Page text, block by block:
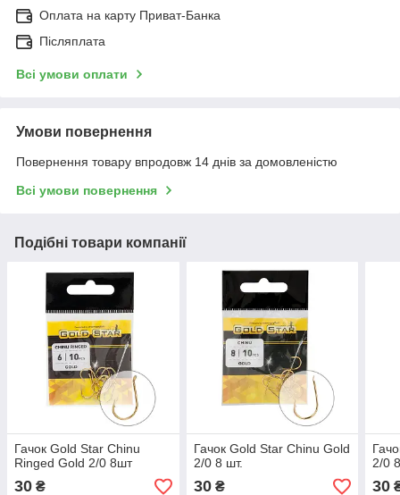
Оплата на карту Приват-Банка
Післяплата
Всі умови оплати
Умови повернення
Повернення товару впродовж 14 днів за домовленістю
Всі умови повернення
Подібні товари компанії
Гачок Gold Star Chinu
Ringed Gold 2/0 8шт
30 ₴
Гачок Gold Star Chinu Gold
2/0 8 шт.
30₴
2/0
30